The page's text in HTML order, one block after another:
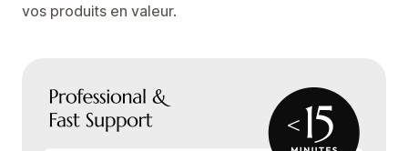
vos produits en valeur.